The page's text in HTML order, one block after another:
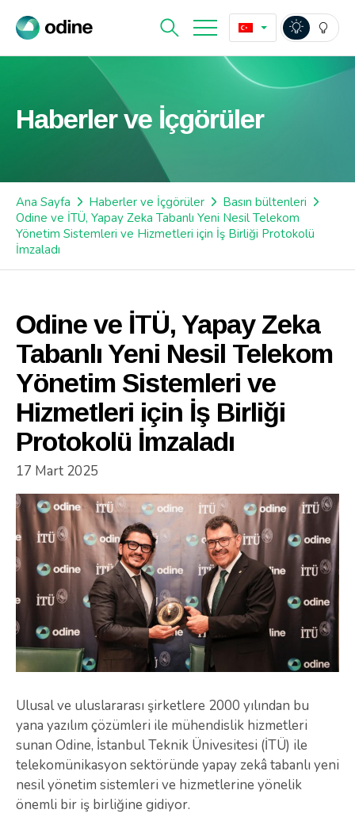
Haberler ve İçgörüler
Ana Sayfa Haberler ve İçgörüler
Basın bültenleri
Odine ve İTÜ, Yapay Zeka Tabanlı Yeni Nesil Telekom
Yönetim Sistemleri ve Hizmetleri için İş Birliği Protokolü
İmzaladı
Odine ve İTÜ, Yapay Zeka
Tabanlı Yeni Nesil Telekom
Yönetim Sistemleri ve
Hizmetleri için İş Birliği
Protokolü İmzaladı
17 Mart 2025
Ulusal ve uluslararası şirketlere 2000 yılından bu
yana yazılım çözümleri ile mühendislik hizmetleri
sunan Odine, İstanbul Teknik Ünivesitesi (İTÜ) ile
telekomünikasyon sektöründe yapay zekâ tabanlı yeni
nesil yönetim sistemleri ve hizmetlerine yönelik
önemli bir iş birliğine gidiyor.